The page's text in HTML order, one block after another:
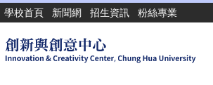
跳
到
主
要
學校首頁 新聞網 招生資訊 粉絲專業